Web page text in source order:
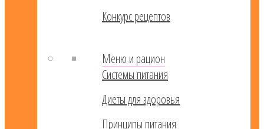
Конкурс рецептов
Меню и рацион
Системы питания
Диеты для здоровья
Принципы питания